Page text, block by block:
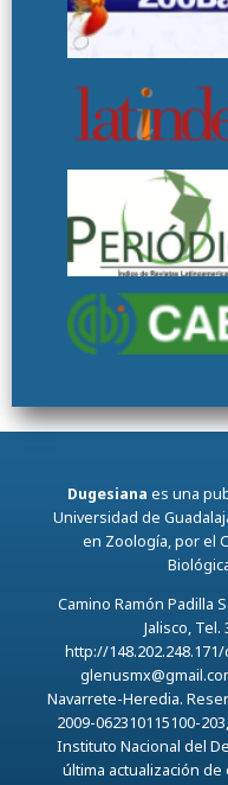
Dugesiana es una
Universidad de
en Zoología, por el
Camino Ramón Padilla
Jalisco, Tel.
http://
Navarrete-Heredia.
2009-062310115100-
Instituto Nacional del
última actualización de